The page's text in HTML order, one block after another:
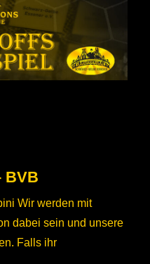
BVB
Wir werden mit
dabei sein und unsere
Falls ihr